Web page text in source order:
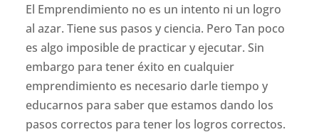
El Emprendimiento no es un intento ni un logro
al azar. Tiene sus pasos y ciencia. Pero Tan poco
es algo imposible de practicar y ejecutar. Sin
embargo para tener éxito en cualquier
emprendimiento es necesario darle tiempo y
educarnos para saber que estamos dando los
pasos correctos para tener los logros correctos.